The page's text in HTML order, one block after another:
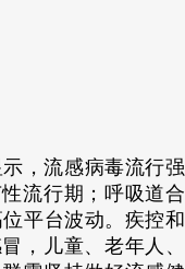
，流感病毒流行强
流行期；呼吸道合
平台波动。疾控和
，儿童、老年人、